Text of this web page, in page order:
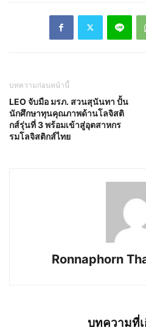
บทความก่อนหน้านี้
LEO จับมือ มรภ. สวนสุนันทา ปั้น
นักศึกษาทุนคุณภาพด้านโลจิสติ
กส์รุ่นที่ 3 พร้อมเข้าสู่อุตสาหกร
รมโลจิสติกส์ไทย
Ronnaphorn
บทความที่